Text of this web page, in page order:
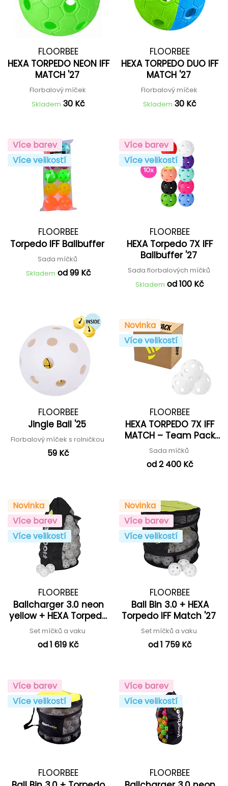
FLOORBEE
HEXA TORPEDO NEON IFF
MATCH '27
Florbalový míček
Skladem 30 Kč
FLOORBEE
HEXA TORPEDO DUO IFF
MATCH '27
Florbalový míček
Skladem 30 Kč
Více barev
Více velikostí
FLOORBEE
Torpedo IFF Ballbuffer
Sada míčků
Skladem od 99 Kč
Více barev
Více velikostí
FLOORBEE
HEXA Torpedo 7X IFF
Ballbuffer '27
Sada florbalových míčků
Skladem od 100 Kč
FLOORBEE
Jingle Ball '25
Florbalový míček s rolničkou
59 Kč
Novinka
Více velikostí
FLOORBEE
HEXA TORPEDO 7X IFF
MATCH – Team Pack
'27
Sada míčků
od 2 400 Kč
Novinka
Více barev
Více velikostí
FLOORBEE
Ballcharger 3.0 neon
yellow + HEXA Torpedo
IFF Match '27
Set míčků a vaku
od 1 619 Kč
Novinka
Více barev
Více velikostí
FLOORBEE
Ball Bin 3.0 + HEXA
Torpedo IFF Match '27
Set míčků a vaku
od 1 759 Kč
Více barev
Více velikostí
FLOORBEE
Více barev
Více velikostí
FLOORBEE